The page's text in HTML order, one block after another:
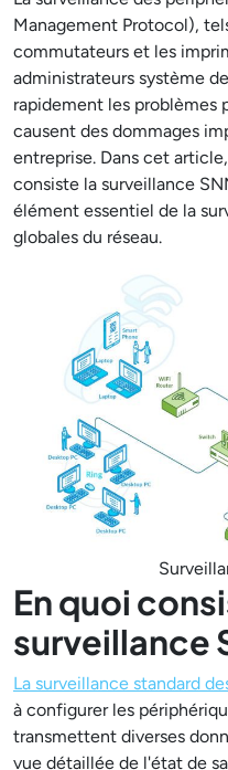
Management Protocol),
commutateurs et les
administrateurs système
rapidement les problèmes
causent des dommages
entreprise. Dans cet
consiste la surveillance
élément essentiel de la
globales du réseau.
En quoi
surveillance
La surveillance standard
à configurer les
transmettent diverses
vue détaillée de l'état de